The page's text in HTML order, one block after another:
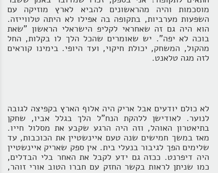
מוסכמות והיה מהראשונים להביא לארץ מוזיקה עם
השפעות מערביות, בתקופה בה אפילו לא היתה טלווייזה.
הוא היה גם זה שאחראי לקליפ הישראלי הראשון "שאת
בוכה לא יפה". יש שאומרים שהכל הלך לו בקלות, החל
מהקול, המשחק, יכולת חיקוי, ועד היופי. בימינו קוראים
לזה מגה טלאנט.
לא כולם יודעים אבל אריק היה אלוף הארץ בקפיצה לגובה
לנוער. לאודישן ללהקת הנח"ל הלך בגלל אביו, שחקן
בתיאטרון האוהל, וזה היה הרגע שקבע את מסלול חייו.
מאז במשך חמישים שנה טעם איינשטיין את הכוכבות, עד
שלימים הפך לגיבור בנעלי בית. אין ספק שאריק איינשטיין
היה דיפרנט. ככזה גם ידע לקבל את האחר בלי הבדלים,
כמו שניתן לראות בקשר החזק עם חברו הטוב אורי זוהר,